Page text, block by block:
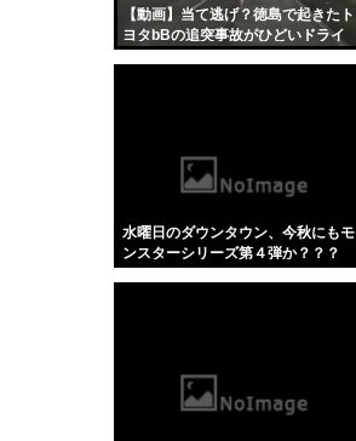
【動画】当て逃げ？徳島で起きたト
ヨタbBの追突事故がひどいドライ
水曜日のダウンタウン、今秋にもモ
ンスターシリーズ第４弾か？？？